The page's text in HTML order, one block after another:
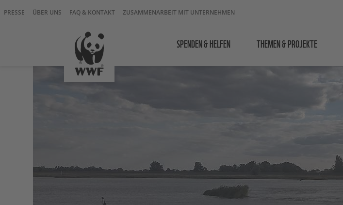
PRESSE ÜBER UNS FAQ & KONTAKT ZUSAMMENARBEIT MIT UNTERNEHMEN
SPENDEN & HELFEN THEMEN & PROJEKTE